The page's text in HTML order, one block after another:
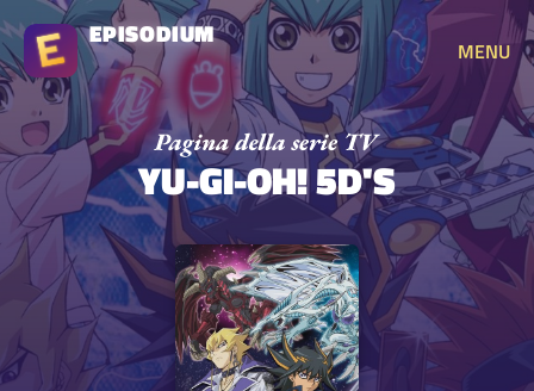
EPISODIUM
MENU
YU-GI-OH! 5D'S